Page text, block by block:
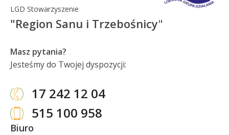
LGD Stowarzyszenie
"Region Sanu i Trzebośnicy"
Masz pytania?
Jesteśmy do Twojej dyspozycji:
17 242 12 04
515 100 958
Biuro